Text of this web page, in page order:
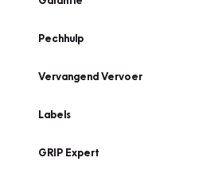
Pechhulp
Vervangend Vervoer
Labels
GRIP Expert